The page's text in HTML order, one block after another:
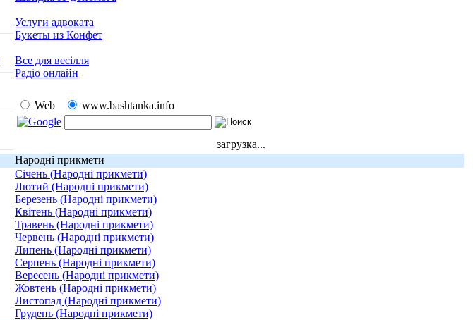
Услуги адвоката
Букеты из Конфет
Все для весілля
Радіо онлайн
Web www.bashtanka.info
загрузка...
Народні прикмети
Січень (Народні прикмети)
Лютий (Народні прикмети)
Березень (Народні прикмети)
Квітень (Народні прикмети)
Травень (Народні прикмети)
Червень (Народні прикмети)
Липень (Народні прикмети)
Серпень (Народні прикмети)
Вересень (Народні прикмети)
Жовтень (Народні прикмети)
Листопад (Народні прикмети)
Грудень (Народні прикмети)